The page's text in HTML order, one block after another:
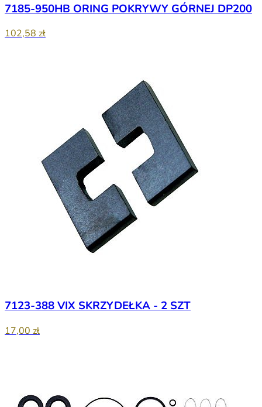
7185-950HB ORING POKRYWY GÓRNEJ DP200
102,58 zł
7123-388 VIX SKRZYDEŁKA - 2 SZT
17,00 zł